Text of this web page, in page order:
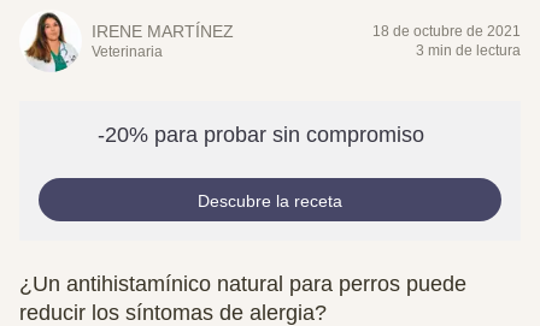
IRENE MARTÍNEZ
Veterinaria
18 de octubre de 2021
3 min de lectura
-20% para probar sin compromiso
Descubre la receta
¿Un antihistamínico natural para perros puede
reducir los síntomas de alergia?